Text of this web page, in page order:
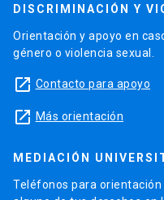
DISCRIMINACIÓN Y
Orientación y apoyo en
género o violencia sexual.
launch Contacto para apoyo
launch Más orientación
MEDIACIÓN
Teléfonos para orientación